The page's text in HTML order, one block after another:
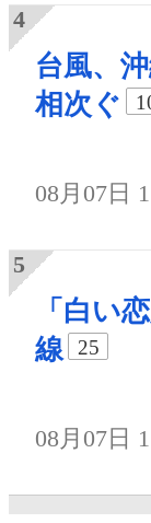
台風、
相次ぐ
08月07日
「白い
線
25
08月07日